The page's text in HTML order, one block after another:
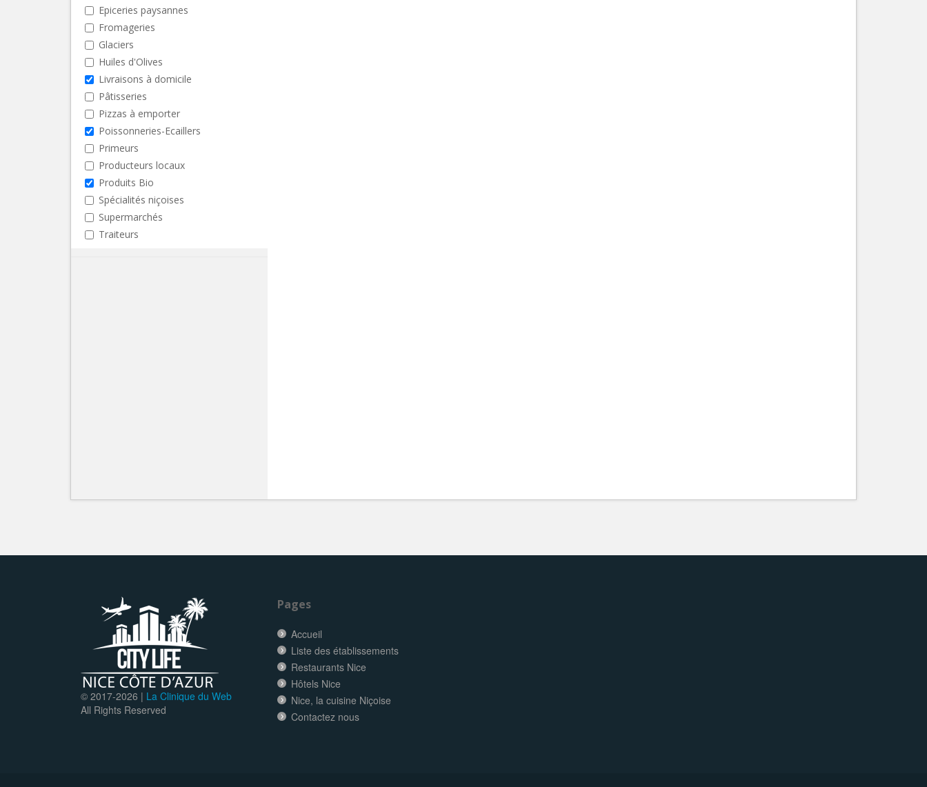
Epiceries paysannes
Fromageries
Glaciers
Huiles d'Olives
Livraisons à domicile
Pâtisseries
Pizzas à emporter
Poissonneries-Ecaillers
Primeurs
Producteurs locaux
Produits Bio
Spécialités niçoises
Supermarchés
Traiteurs
© 2017-2026 | La Clinique du Web
All Rights Reserved
Pages
Accueil
Liste des établissements
Restaurants Nice
Hôtels Nice
Nice, la cuisine Niçoise
Contactez nous